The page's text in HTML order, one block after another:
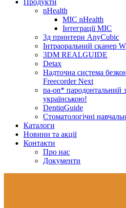
Продукти
nHealth
МІС nHealth
Інтеграції МІС
3д принтери AnyCubic
Інтраоральний сканер
3DM REALGUIDE
Detax
Надточна система
Freecorder Next
pa-on* пародонтальний
українською!
DentiqGuide
Стоматологічні
Каталоги
Новини та акції
Контакти
Про нас
Документи